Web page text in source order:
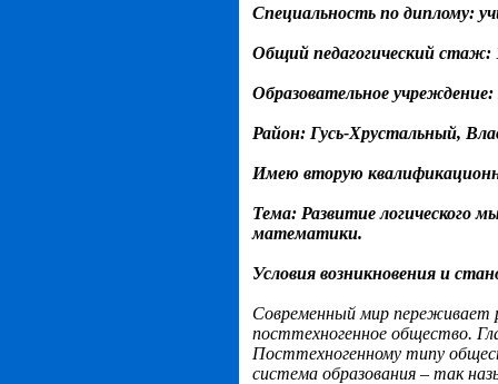
Специальность по диплому:
Общий педагогический стаж:
Образовательное учреждение:
Район: Гусь-Хрустальный,
Имею вторую
Тема: Развитие логического
математики.
Условия возникновения и
Современный мир переживает
посттехногенное общество.
Посттехногенному типу
система образования – так